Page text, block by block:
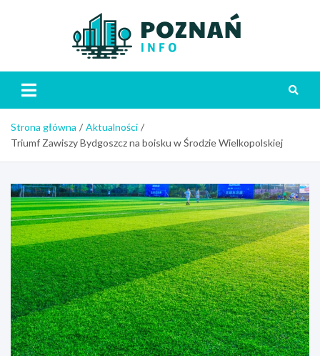
Strona główna
Aktualności
Triumf Zawiszy Bydgoszcz na boisku w Środzie Wielkopolskiej